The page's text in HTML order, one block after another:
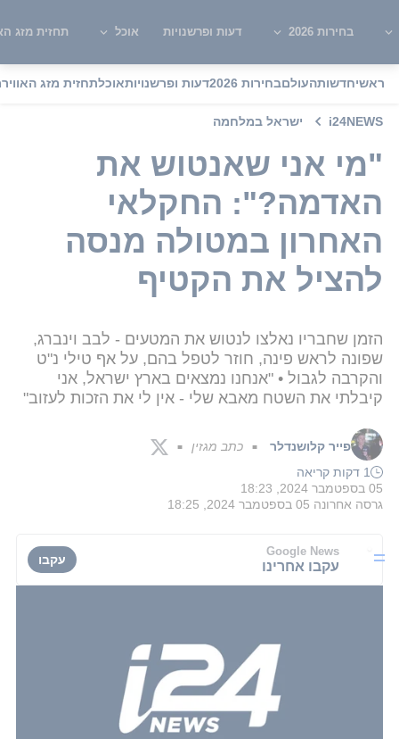
בחירות 2026 דעות ופרשנויות אוכל תחזית מזג
ראשיחדשותהעולםבחירות 2026 דעות ופרשנויותאוכלתחזית מזג האוויר
i24NEWS ישראל במלחמה
"מי אני שאנטוש את
האדמה?": החקלאי
האחרון במטולה מנסה
להציל את הקטיף
הזמן שחבריו נאלצו לנטוש את המטעים - לבב וינברג,
שפונה לראש פינה, חוזר לטפל בהם, על אף טילי נ"ט
והקרבה לגבול • "אנחנו נמצאים בארץ ישראל, אני
קיבלתי את השטח מאבא שלי - אין לי את הזכות לעזוב"
פייר קלושנדלר ■ כתב מגזין ■
1 דקות קריאה
05 בספטמבר 2024, 18:23
גרסה אחרונה 05 בספטמבר 2024, 18:25
Google News
עקבו אחרינו עקבו